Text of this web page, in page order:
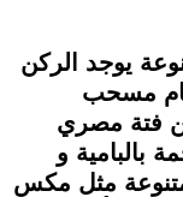
يوجد الركن
مسحب
فتة مصري
بالبامية و
مثل مكس